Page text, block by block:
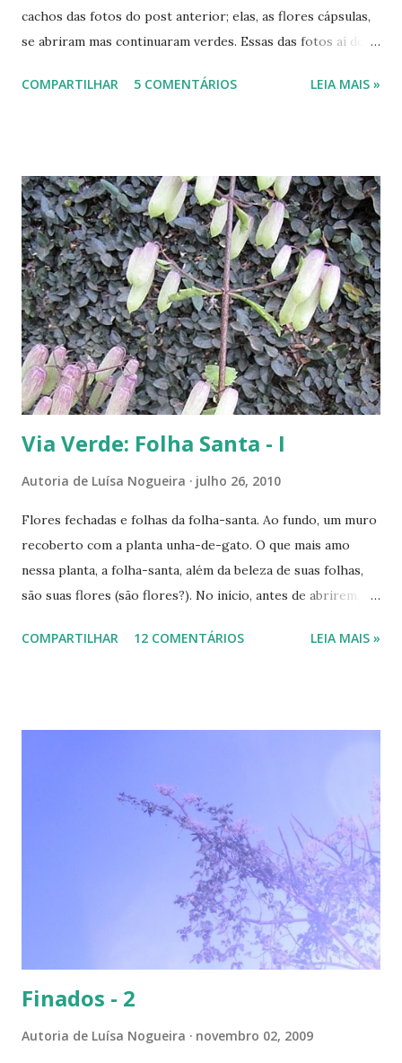
cachos das fotos do post anterior; elas, as flores cápsulas,
se abriram mas continuaram verdes. Essas das fotos aí de
cápsulas e o vermelho das pétalas. Na foto abaixo compare
COMPARTILHAR 5 COMENTÁRIOS LEIA MAIS »
Via Verde: Folha Santa - I
Autoria de Luísa Nogueira julho 26, 2010
Flores fechadas e folhas da folha-santa. Ao fundo, um muro
recoberto com a planta unha-de-gato. O que mais amo
nessa planta, a folha-santa, além da beleza de suas folhas,
são suas flores (são flores?). No início, antes de abrirem,
pois, ao apertá-las, emitem um ligeiro som de estouro. As
crassuláceas - Folha-santa. Ao fundo: Agave, dracena e
palmeira açaí. Folha-santa ( Bryophyllum calycinum ).
Família das crassuláceas. Sua reprodução é bem fácil: de
qualquer pedaço de algum galho podem nascer várias
mudas. Uma só muda em pouco tempo transforma-se em
uma moita. É uma planta medicinal. ...
COMPARTILHAR 12 COMENTÁRIOS LEIA MAIS »
Finados - 2
Autoria de Luísa Nogueira novembro 02, 2009